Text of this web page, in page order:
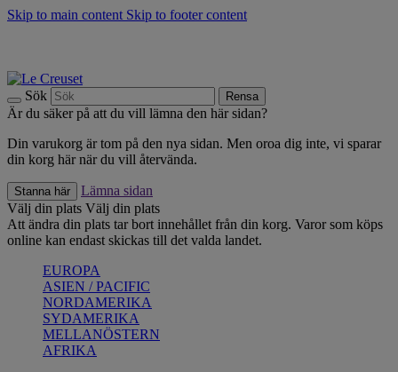
Skip to main content Skip to footer content
Sök Rensa
Är du säker på att du vill lämna den här sidan?
Din varukorg är tom på den nya sidan. Men oroa dig inte, vi sparar
din korg här när du vill återvända.
Stanna här
Lämna sidan
Välj din plats Välj din plats
Att ändra din plats tar bort innehållet från din korg. Varor som köps
online kan endast skickas till det valda landet.
EUROPA
ASIEN / PACIFIC
NORDAMERIKA
SYDAMERIKA
MELLANÖSTERN
AFRIKA